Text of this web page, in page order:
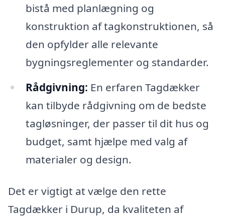
bistå med planlægning og
konstruktion af tagkonstruktionen, så
den opfylder alle relevante
bygningsreglementer og standarder.
Rådgivning: En erfaren Tagdækker
kan tilbyde rådgivning om de bedste
tagløsninger, der passer til dit hus og
budget, samt hjælpe med valg af
materialer og design.
Det er vigtigt at vælge den rette
Tagdækker i Durup, da kvaliteten af